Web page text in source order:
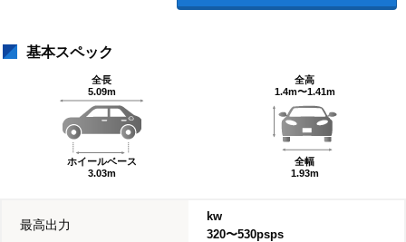
基本スペック
全長
5.09m
ホイールベース
3.03m
全高
1.4m〜1.41m
全幅
1.93m
最高出力
kw
320〜530psps